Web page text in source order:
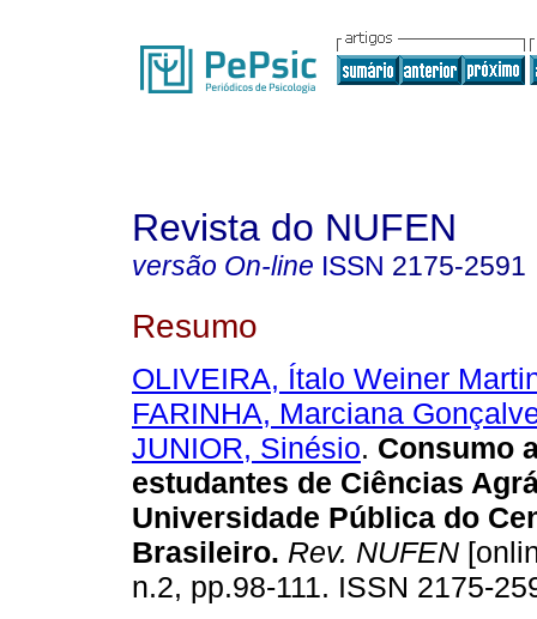
Revista do NUFEN
versão On-line ISSN 2175-2591
Resumo
OLIVEIRA, Ítalo Weiner
FARINHA, Marciana
JUNIOR, Sinésio. Consumo
estudantes de Ciências
Universidade Pública do
Brasileiro. Rev. NUFEN
n.2, pp.98-111. ISSN 2175-